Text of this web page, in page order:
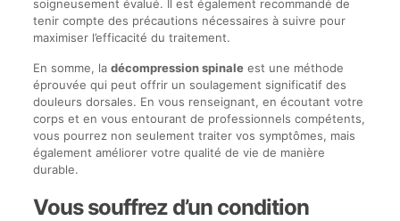
soigneusement évalué. Il est également recommandé de
tenir compte des précautions nécessaires à suivre pour
maximiser l’efficacité du traitement.
En somme, la décompression spinaleest une méthode
éprouvée qui peut offrir un soulagement significatif des
douleurs dorsales. En vous renseignant, en écoutant votre
corps et en vous entourant de professionnels compétents,
vous pourrez non seulement traiter vos symptômes, mais
également améliorer votre qualité de vie de manière
durable.
Vous souffrez d’un condition